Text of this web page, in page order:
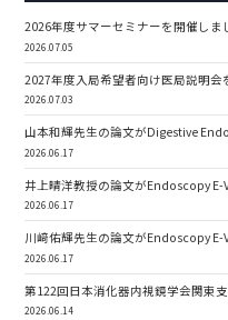
2026年度サマーセミナーを開催しま
2026.07.05
2027年度入局希望者向け医局説明会
2026.07.03
山本和輝先生の論文がDigestive
2026.06.17
井上晴洋教授の論文がEndoscopy
2026.06.17
川﨑佑輝先生の論文がEndoscopy
2026.06.17
第122回日本消化器内視鏡学会関東
2026.06.14